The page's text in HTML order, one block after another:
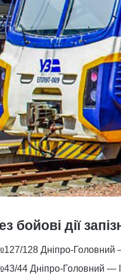
бойові дії
128 Дніпро-Головний
44 Дніпро-Головний —